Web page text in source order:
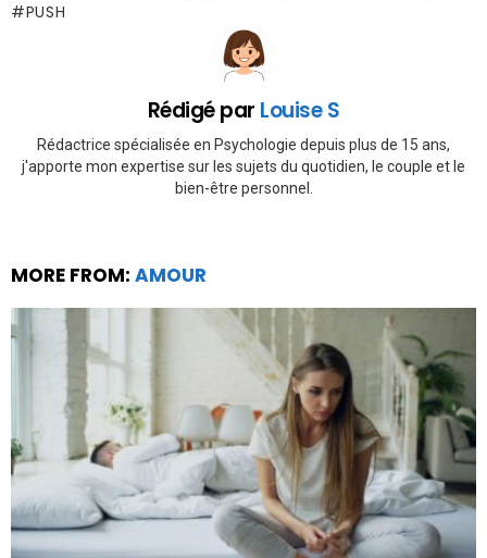
PUSH
Rédigé par Louise S
Rédactrice spécialisée en Psychologie depuis plus de 15 ans,
j'apporte mon expertise sur les sujets du quotidien, le couple et le
bien-être personnel.
MORE FROM: AMOUR